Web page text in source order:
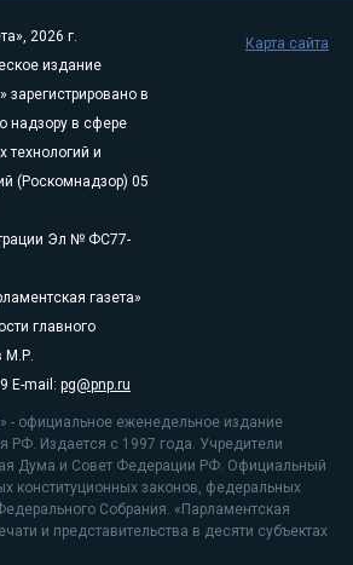
2026 г.
издание
зарегистрировано в
надзору в сфере
технологий и
(Роскомнадзор) 05
Эл № ФС77-
газета»
главного
М.Р.
E-mail: pg@pnp.ru
- официальное еженедельное издание
РФ. Издается с 1997 года. Учредители
Дума и Совет Федерации РФ. Официальный
конституционных законов, федеральных
Собрания. «Парламентская
и представительства в десяти субъектах
Карта сайта